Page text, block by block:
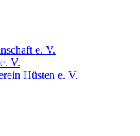
e. V.
V.
Hüsten e. V.